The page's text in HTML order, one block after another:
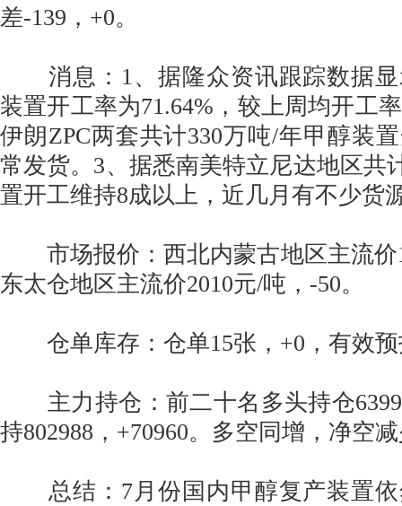
差-139，+0。
消息：1、据隆众资讯跟踪数据显
装置开工率为71.64%，较上周均开工
伊朗ZPC两套共计330万吨/年甲醇装
常发货。3、据悉南美特立尼达地区共
置开工维持8成以上，近几月有不少货
市场报价：西北内蒙古地区主流价
东太仓地区主流价2010元/吨，-50。
仓单库存：仓单15张，+0，有效预
主力持仓：前二十名多头持仓
持802988，+70960。多空同增，净空
总结：7月份国内甲醇复产装置依